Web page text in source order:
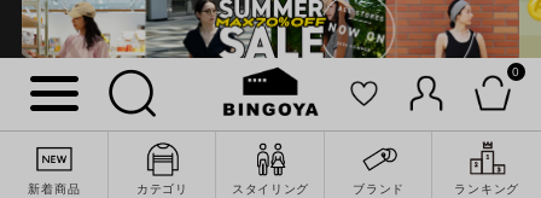
0
新着商品 カテゴリ スタイリング ブランド ランキング
詳細検索